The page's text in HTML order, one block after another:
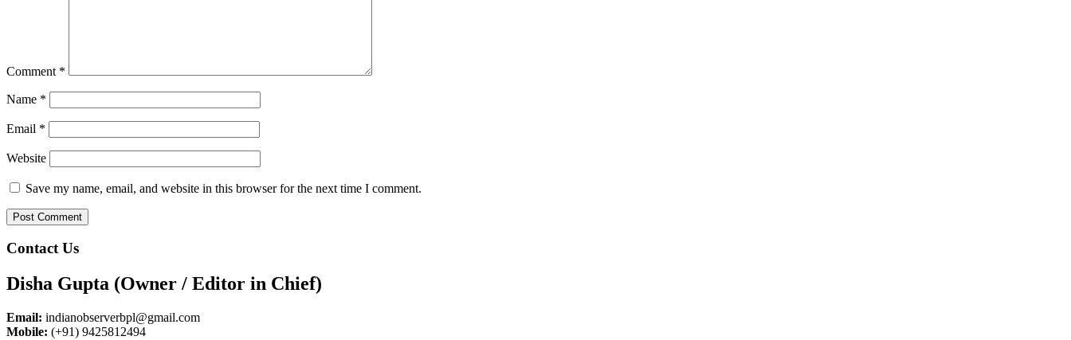
Comment *
Name *
Email *
Website
Save my name, email, and website in this browser for the next time I comment.
Contact Us
Disha Gupta (Owner / Editor in Chief)
Email: indianobserverbpl@gmail.com
Mobile: (+91) 9425812494